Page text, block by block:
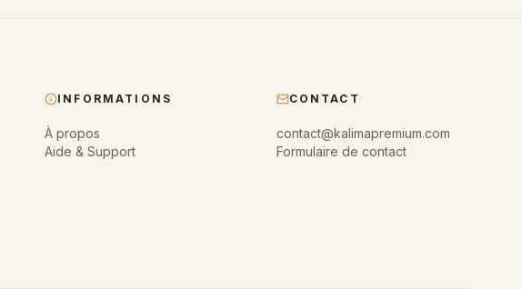
INFORMATIONS
À propos
Aide & Support
CONTACT
contact@kalimapremium.com
Formulaire de contact